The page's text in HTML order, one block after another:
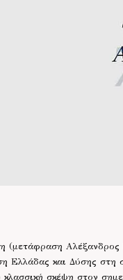
(μετάφραση
Ελλάδας και Δύσης στη
σκέψη στον